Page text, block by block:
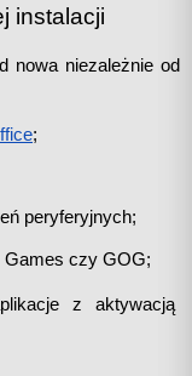
instalacji
nowa niezależnie od
;
peryferyjnych;
Games czy GOG;
z aktywacją